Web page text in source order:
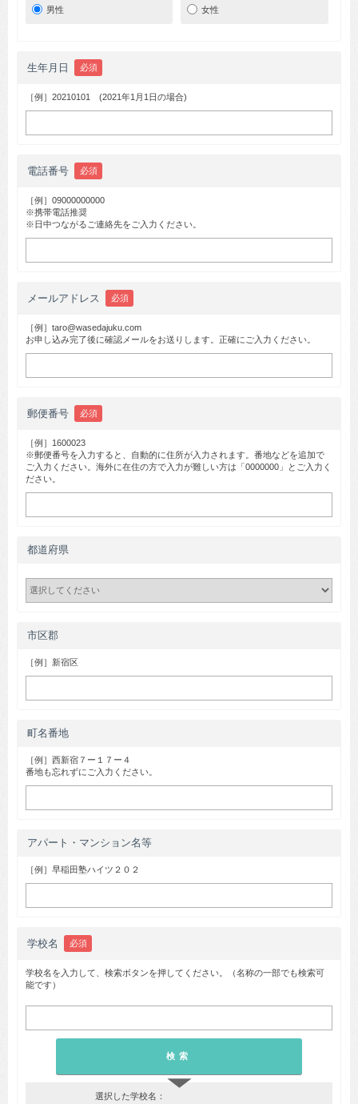
男性 女性
生年月日 必須
［例］20210101 (2021年1月1日の場合)
電話番号 必須
［例］09000000000
※携帯電話推奨
※日中つながるご連絡先をご入力ください。
メールアドレス 必須
［例］taro@wasedajuku.com
お申し込み完了後に確認メールをお送りします。正確にご入力ください。
郵便番号 必須
［例］1600023
※郵便番号を入力すると、自動的に住所が入力されます。番地などを追加で
ご入力ください。海外に在住の方で入力が難しい方は「0000000」とご入力く
ださい。
都道府県
市区郡
［例］新宿区
町名番地
［例］西新宿７ー１７ー４
番地も忘れずにご入力ください。
アパート・マンション名等
［例］早稲田塾ハイツ２０２
学校名 必須
学校名を入力して、検索ボタンを押してください。（名称の一部でも検索可
能です）
選択した学校名：